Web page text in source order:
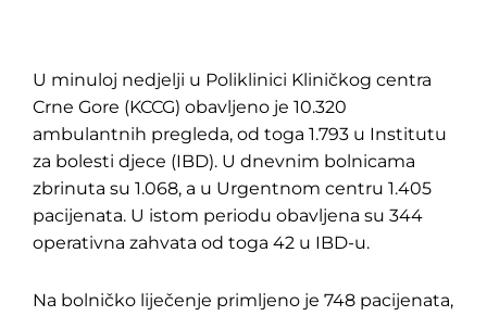
U minuloj nedjelji u Poliklinici Kliničkog centra
Crne Gore (KCCG) obavljeno je 10.320
ambulantnih pregleda, od toga 1.793 u Institutu
za bolesti djece (IBD). U dnevnim bolnicama
zbrinuta su 1.068, a u Urgentnom centru 1.405
pacijenata. U istom periodu obavljena su 344
operativna zahvata od toga 42 u IBD-u.
Na bolničko liječenje primljeno je 748 pacijenata,